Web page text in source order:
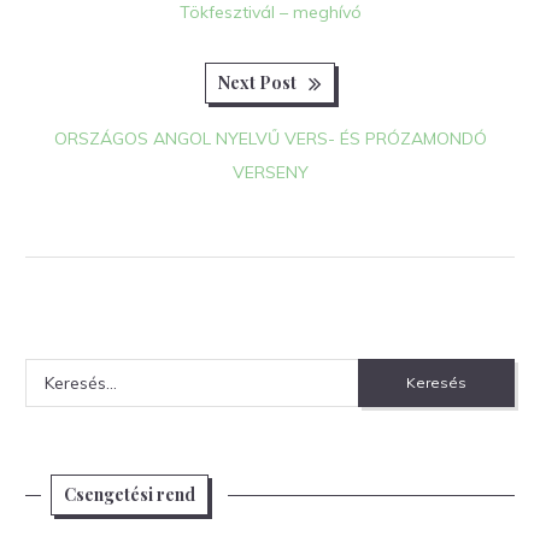
Tökfesztivál – meghívó
Next Post
ORSZÁGOS ANGOL NYELVŰ VERS- ÉS PRÓZAMONDÓ
VERSENY
Keresés:
Csengetési rend